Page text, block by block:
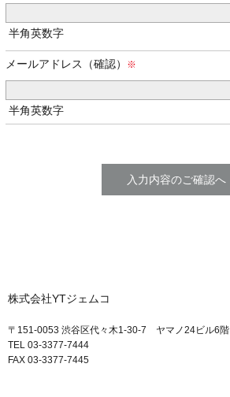
半角英数字
メールアドレス（確認）
半角英数字
株式会社YTジェムコ
〒151-0053 渋谷区代々木1-30-7 ヤマノ24ビル6階
TEL 03-3377-7444
FAX 03-3377-7445